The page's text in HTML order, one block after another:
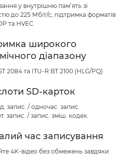
у внутрішню пам’ять зі
до 225 Мбіт/с, підтримка форматів
та HVEC
широкого
діапазону
2084 та ITU-R BT.2100 (HLG/PQ)
SD-карток
запис. / одночас. запис.
запис. / запис. зміш. кодек.
час записування
4K-відео без обмежень завдяки